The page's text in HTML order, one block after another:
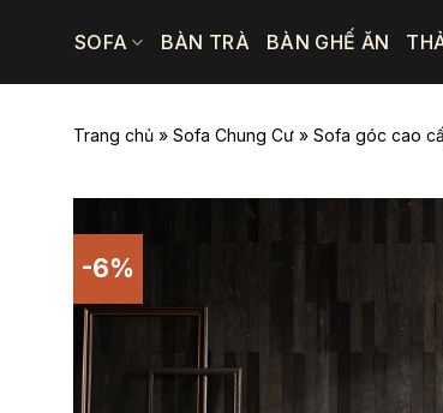
SOFA BÀN TRÀ BÀN GHẾ ĂN
Trang chủ» Sofa Chung Cư» Sofa góc cao
-6%